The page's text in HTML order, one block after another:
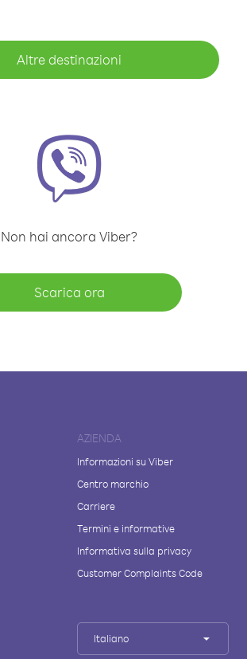
Altre destinazioni
Non hai ancora Viber?
Scarica ora
AZIENDA
Informazioni su Viber
Centro marchio
Carriere
Termini e informative
Informativa sulla privacy
Customer Complaints Code
Italiano